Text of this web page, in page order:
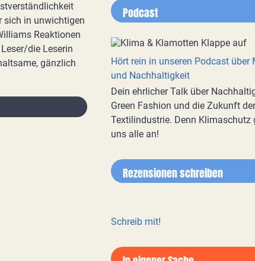
sich in unwichtigen
Reaktionen
die Leserin
gänzlich
Podcast
Hört rein in unseren Podcast über
und Nachhaltigkeit
Dein ehrlicher Talk über
Green Fashion und die Zukunft der
Textilindustrie. Denn Klimaschutz
uns alle an!
Rezensionen schreiben
Schreib mit!